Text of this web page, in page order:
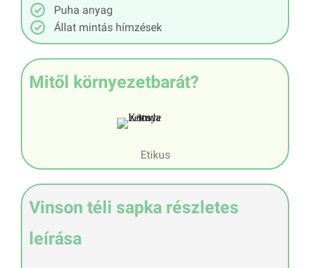
Puha anyag
Állat mintás hímzések
Mitől környezetbarát?
Etikus
Vinson téli sapka részletes
leírása